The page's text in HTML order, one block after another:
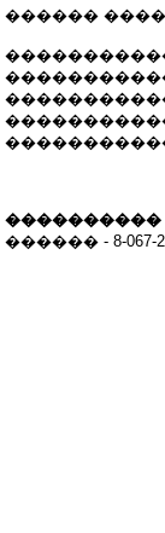
������
����������
������ - 8-067-